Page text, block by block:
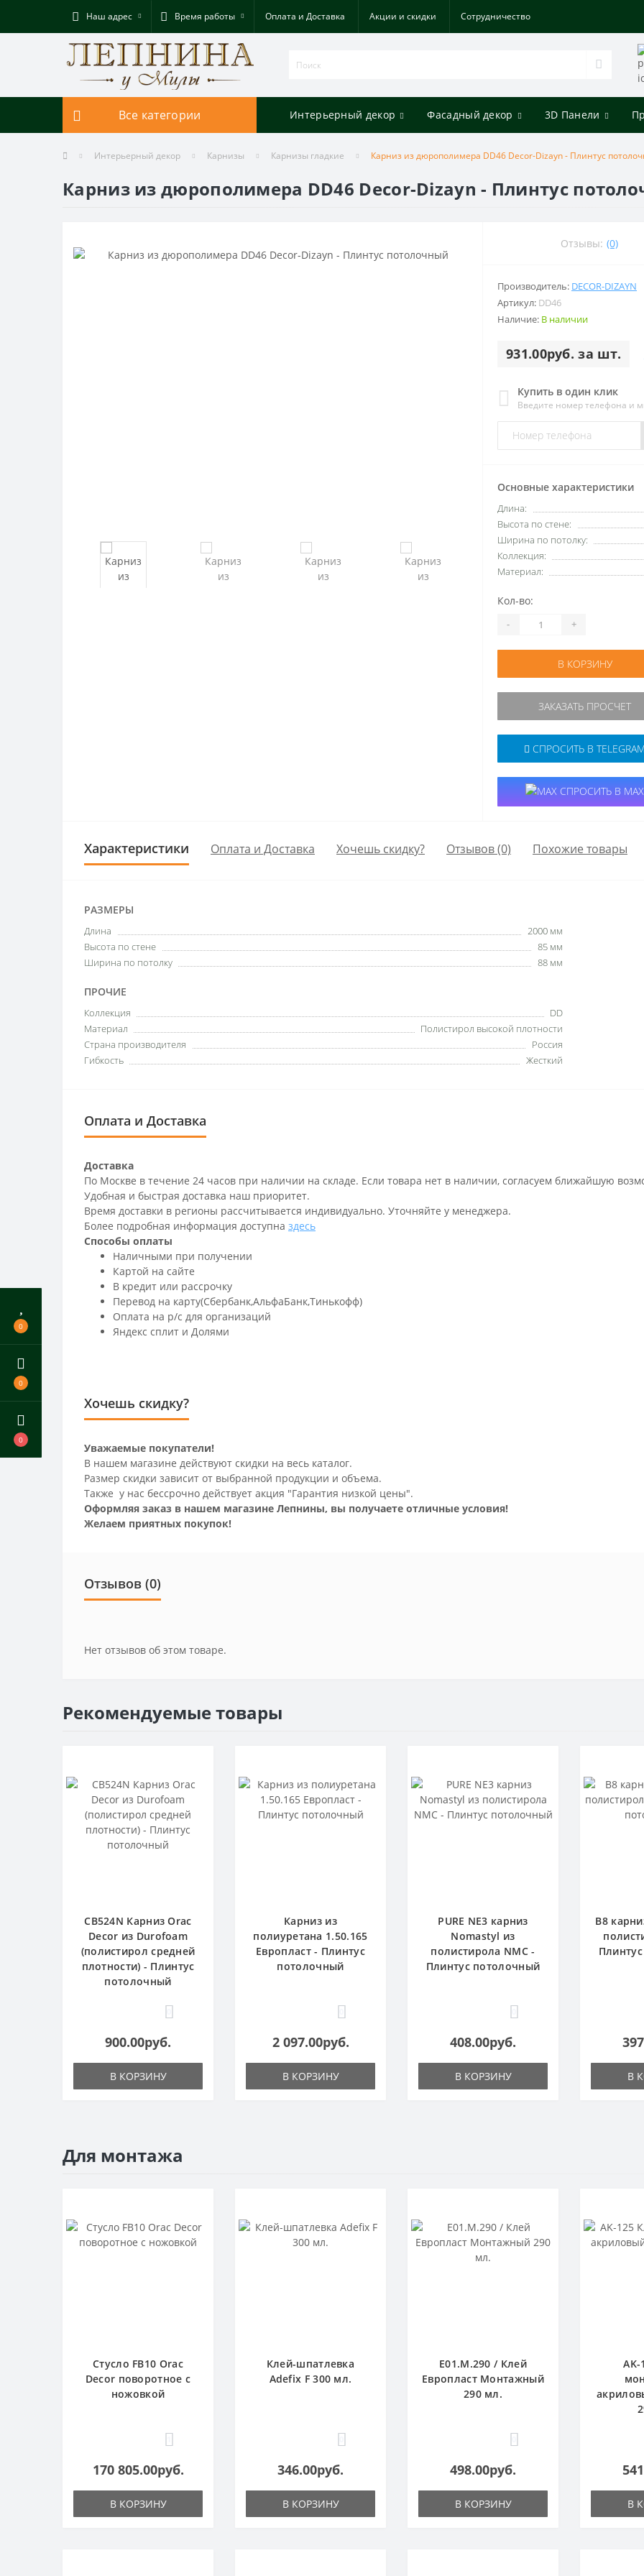
0
0
0
Наш адрес Время работы Оплата и Доставка Акции и скидки Cотрудничество
Все категории Интерьерный декор Фасадный декор 3D Панели
Интерьерный декор Карнизы Карнизы гладкие Карниз из дюрополимера DD46 Decor-Dizayn - Плинтус
Карниз из дюрополимера DD46 Decor-Dizayn - Плинтус
Отзывы: (0)
Производитель: DECOR-DIZAYN
Артикул: DD46
Наличие: В наличии
931.00руб. за шт.
Купить в один клик
Введите номер телефона и
Основные характеристики
Длина:
Высота по стене:
Ширина по потолку:
Коллекция:
Материал:
Кол-во:
- +
В КОРЗИНУ
ЗАКАЗАТЬ ПРОСЧЕТ
СПРОСИТЬ В TELEGRAM
СПРОСИТЬ В MAX
Характеристики Оплата и Доставка Хочешь скидку? Отзывов (0) Похожие товары
РАЗМЕРЫ
Длина
2000 мм
Высота по стене
85 мм
Ширина по потолку
88 мм
ПРОЧИЕ
Коллекция
DD
Материал
Полистирол высокой плотности
Страна производителя
Россия
Гибкость
Жесткий
Оплата и Доставка
Доставка
По Москве в течение 24 часов при наличии на складе. Если товара нет в наличии, согласуем ближайшую
Удобная и быстрая доставка наш приоритет.
Время доставки в регионы рассчитывается индивидуально. Уточняйте у менеджера.
Более подробная информация доступна здесь
Способы оплаты
Наличными при получении
Картой на сайте
В кредит или рассрочку
Перевод на карту(Сбербанк,АльфаБанк,Тинькофф)
Оплата на р/c для организаций
Яндекс сплит и Долями
Хочешь скидку?
Уважаемые покупатели!
В нашем магазине действуют скидки на весь каталог.
Размер скидки зависит от выбранной продукции и объема.
Также у нас бессрочно действует акция "Гарантия низкой цены".
Оформляя заказ в нашем магазине Лепнины, вы получаете отличные условия!
Желаем приятных покупок!
Отзывов (0)
Нет отзывов об этом товаре.
Рекомендуемые товары
CB524N Карниз Orac
Decor из Durofoam
(полистирол средней
плотности) - Плинтус
потолочный
900.00руб.
В КОРЗИНУ
Карниз из
полиуретана 1.50.165
Европласт - Плинтус
потолочный
2 097.00руб.
В КОРЗИНУ
PURE NE3 карниз
Nomastyl из
полистирола NMC -
Плинтус потолочный
408.00руб.
В КОРЗИНУ
B8
В
Для монтажа
Стусло FB10 Orac
Decor поворотное с
ножовкой
170 805.00руб.
В КОРЗИНУ
Клей-шпатлевка
Adefix F 300 мл.
346.00руб.
В КОРЗИНУ
E01.M.290 / Клей
Европласт Монтажный
290 мл.
498.00руб.
В КОРЗИНУ В